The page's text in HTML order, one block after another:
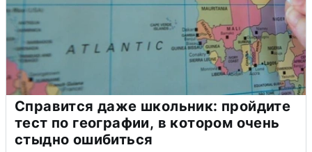
Справится даже школьник: пройдите
тест по географии, в котором очень
стыдно ошибиться